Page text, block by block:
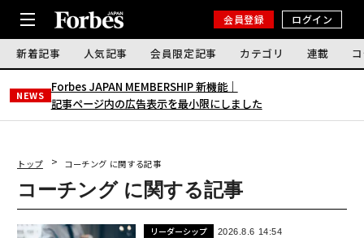
会員登録 ログイン
新着記事 人気記事 会員限定記事 カテゴリ 連載
NEWS
Forbes JAPAN MEMBERSHIP 新機能｜
記事ページ内の広告表示を最小限にしました
トップ コーチング に関する記事
コーチング に関する記事
リーダーシップ 2026.8.6 14:54